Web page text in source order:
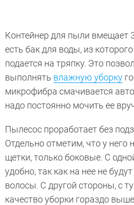
Контейнер для пыли вмещает
есть бак для воды, из
подается на тряпку. Это
выполнять влажную уборку
микрофибра смачивается
надо постоянно мочить ее
Пылесос проработает без
Отдельно отметим, что у него
щетки, только боковые. С
удобно, так как на нее не
волосы. С другой стороны, с
качество уборки гораздо